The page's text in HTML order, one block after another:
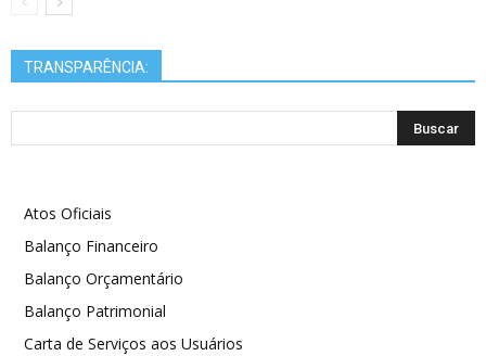
TRANSPARÊNCIA:
Atos Oficiais
Balanço Financeiro
Balanço Orçamentário
Balanço Patrimonial
Carta de Serviços aos Usuários